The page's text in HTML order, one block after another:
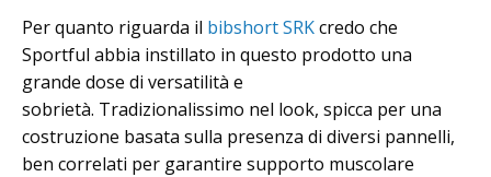
Per quanto riguarda il bibshort SRKcredo che
Sportful abbia instillato in questo prodotto una
grande dose di versatilità e
sobrietà. Tradizionalissimo nel look, spicca per una
costruzione basata sulla presenza di diversi pannelli,
ben correlati per garantire supporto muscolare